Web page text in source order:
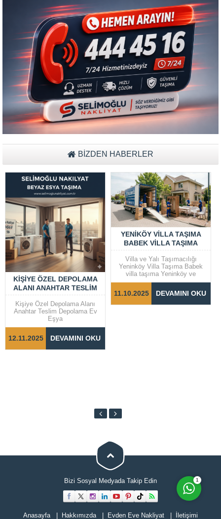
BİZDEN HABERLER
KIŞIYE ÖZEL DEPOLAMA
ALANI ANAHTAR TESLIM
DEPOLAMA EV EŞYA
Kişiye Özel Depolama Alanı
Anahtar Teslim Depolama Ev
Eşya
12.11.2025 DEVAMINI OKU
YENIKÖY VILLA TAŞIMA
BABEK VILLA TAŞIMA
Villa ve Yalı Taşımacılığı
Yeninköy Villa Taşıma Babek
villa taşıma Yeninköy ve
Bebek gibi prestijli semtlerde
taşıma işlemleri, dikkat ve
özen gerektiren bir süreçtir.
11.10.2025 DEVAMINI OKU
Bizi Sosyal Medyada Takip Edin
Anasayfa Hakkımızda Evden Eve Nakliyat İletişimi
Müşteri Temsilcisi Fiyat Teklif
al
Cevap Yaz
1